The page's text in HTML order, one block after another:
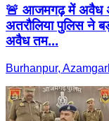
🚨 आजमगढ़ में अवैध
अतरौलिया पुलिस ने
अवैध तम...
Burhanpur,